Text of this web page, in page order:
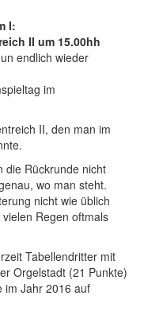
I:
II um 15.00hh
endlich wieder
im
II, den man im
die Rückrunde nicht
wo man steht.
nicht wie üblich
Regen oftmals
Tabellendritter mit
Orgelstadt (21 Punkte)
im Jahr 2016 auf